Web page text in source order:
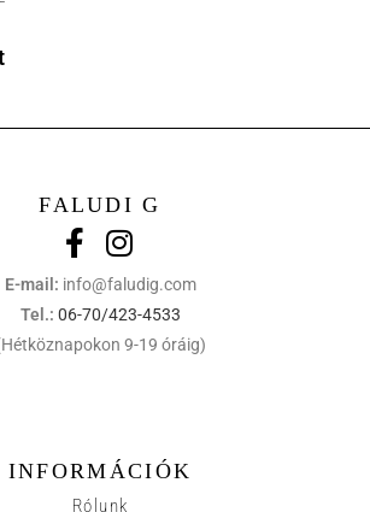
FALUDI G
E-mail: info@faludig.com
Tel.: 06-70/423-4533
9-19 óráig)
INFORMÁCIÓK
Rólunk